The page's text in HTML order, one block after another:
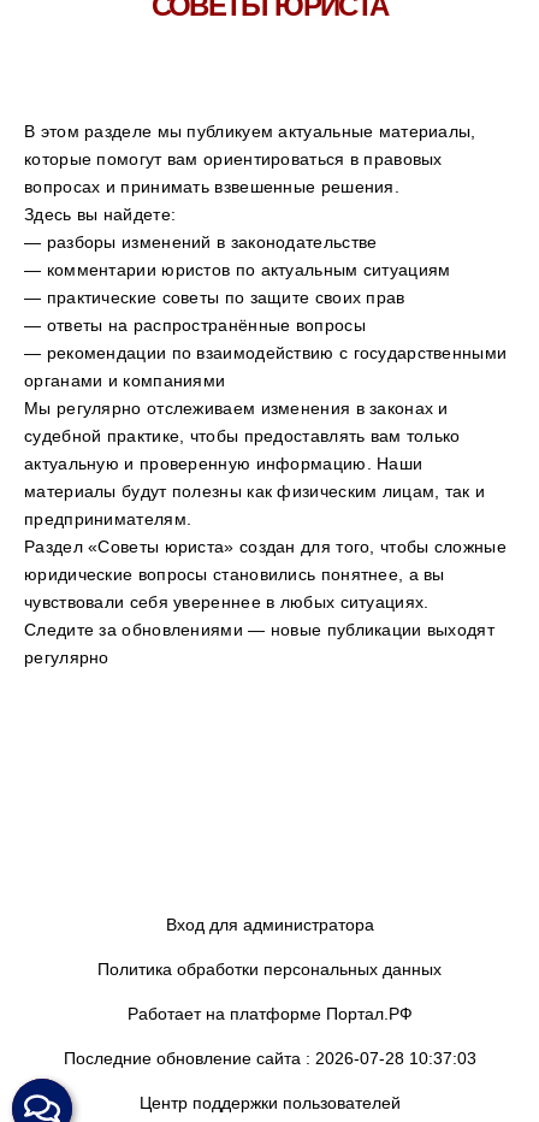
В этом разделе мы публикуем актуальные материалы,
которые помогут вам ориентироваться в правовых
вопросах и принимать взвешенные решения.
Здесь вы найдете:
— разборы изменений в законодательстве
— комментарии юристов по актуальным ситуациям
— практические советы по защите своих прав
— ответы на распространённые вопросы
— рекомендации по взаимодействию с государственными
органами и компаниями
Мы регулярно отслеживаем изменения в законах и
судебной практике, чтобы предоставлять вам только
актуальную и проверенную информацию. Наши
материалы будут полезны как физическим лицам, так и
предпринимателям.
Раздел «Советы юриста» создан для того, чтобы сложные
юридические вопросы становились понятнее, а вы
чувствовали себя увереннее в любых ситуациях.
Следите за обновлениями — новые публикации выходят
регулярно
Вход для администратора
Политика обработки персональных данных
Работает на платформе Портал.РФ
Последние обновление сайта : 2026-07-28 10:37:03
Центр поддержки пользователей